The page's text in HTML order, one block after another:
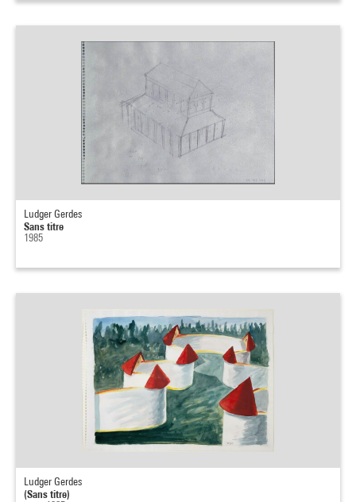
Ludger Gerdes
Sans titre
1985
Ludger Gerdes
(Sans titre)